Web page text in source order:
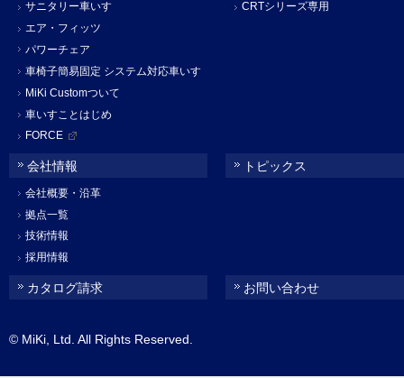
サニタリー車いす
エア・フィッツ
パワーチェア
車椅子簡易固定 システム対応車いす
MiKi Customついて
車いすことはじめ
FORCE
CRTシリーズ専用
会社情報
会社概要・沿革
拠点一覧
技術情報
採用情報
トピックス
カタログ請求 お問い合わせ
© MiKi, Ltd. All Rights Reserved.